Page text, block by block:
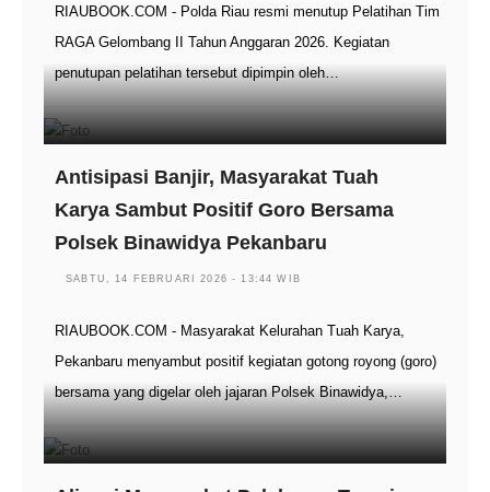
RIAUBOOK.COM - Polda Riau resmi menutup Pelatihan Tim
RAGA Gelombang II Tahun Anggaran 2026. Kegiatan
penutupan pelatihan tersebut dipimpin oleh…
Antisipasi Banjir, Masyarakat Tuah
Karya Sambut Positif Goro Bersama
Polsek Binawidya Pekanbaru
SABTU, 14 FEBRUARI 2026 - 13:44 WIB
RIAUBOOK.COM - Masyarakat Kelurahan Tuah Karya,
Pekanbaru menyambut positif kegiatan gotong royong (goro)
bersama yang digelar oleh jajaran Polsek Binawidya,…